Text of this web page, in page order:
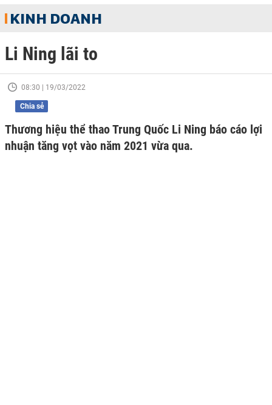
KINH DOANH
Li Ning lãi to
08:30 | 19/03/2022
Chia sẻ
Thương hiệu thể thao Trung Quốc Li Ning báo cáo lợi
nhuận tăng vọt vào năm 2021 vừa qua.